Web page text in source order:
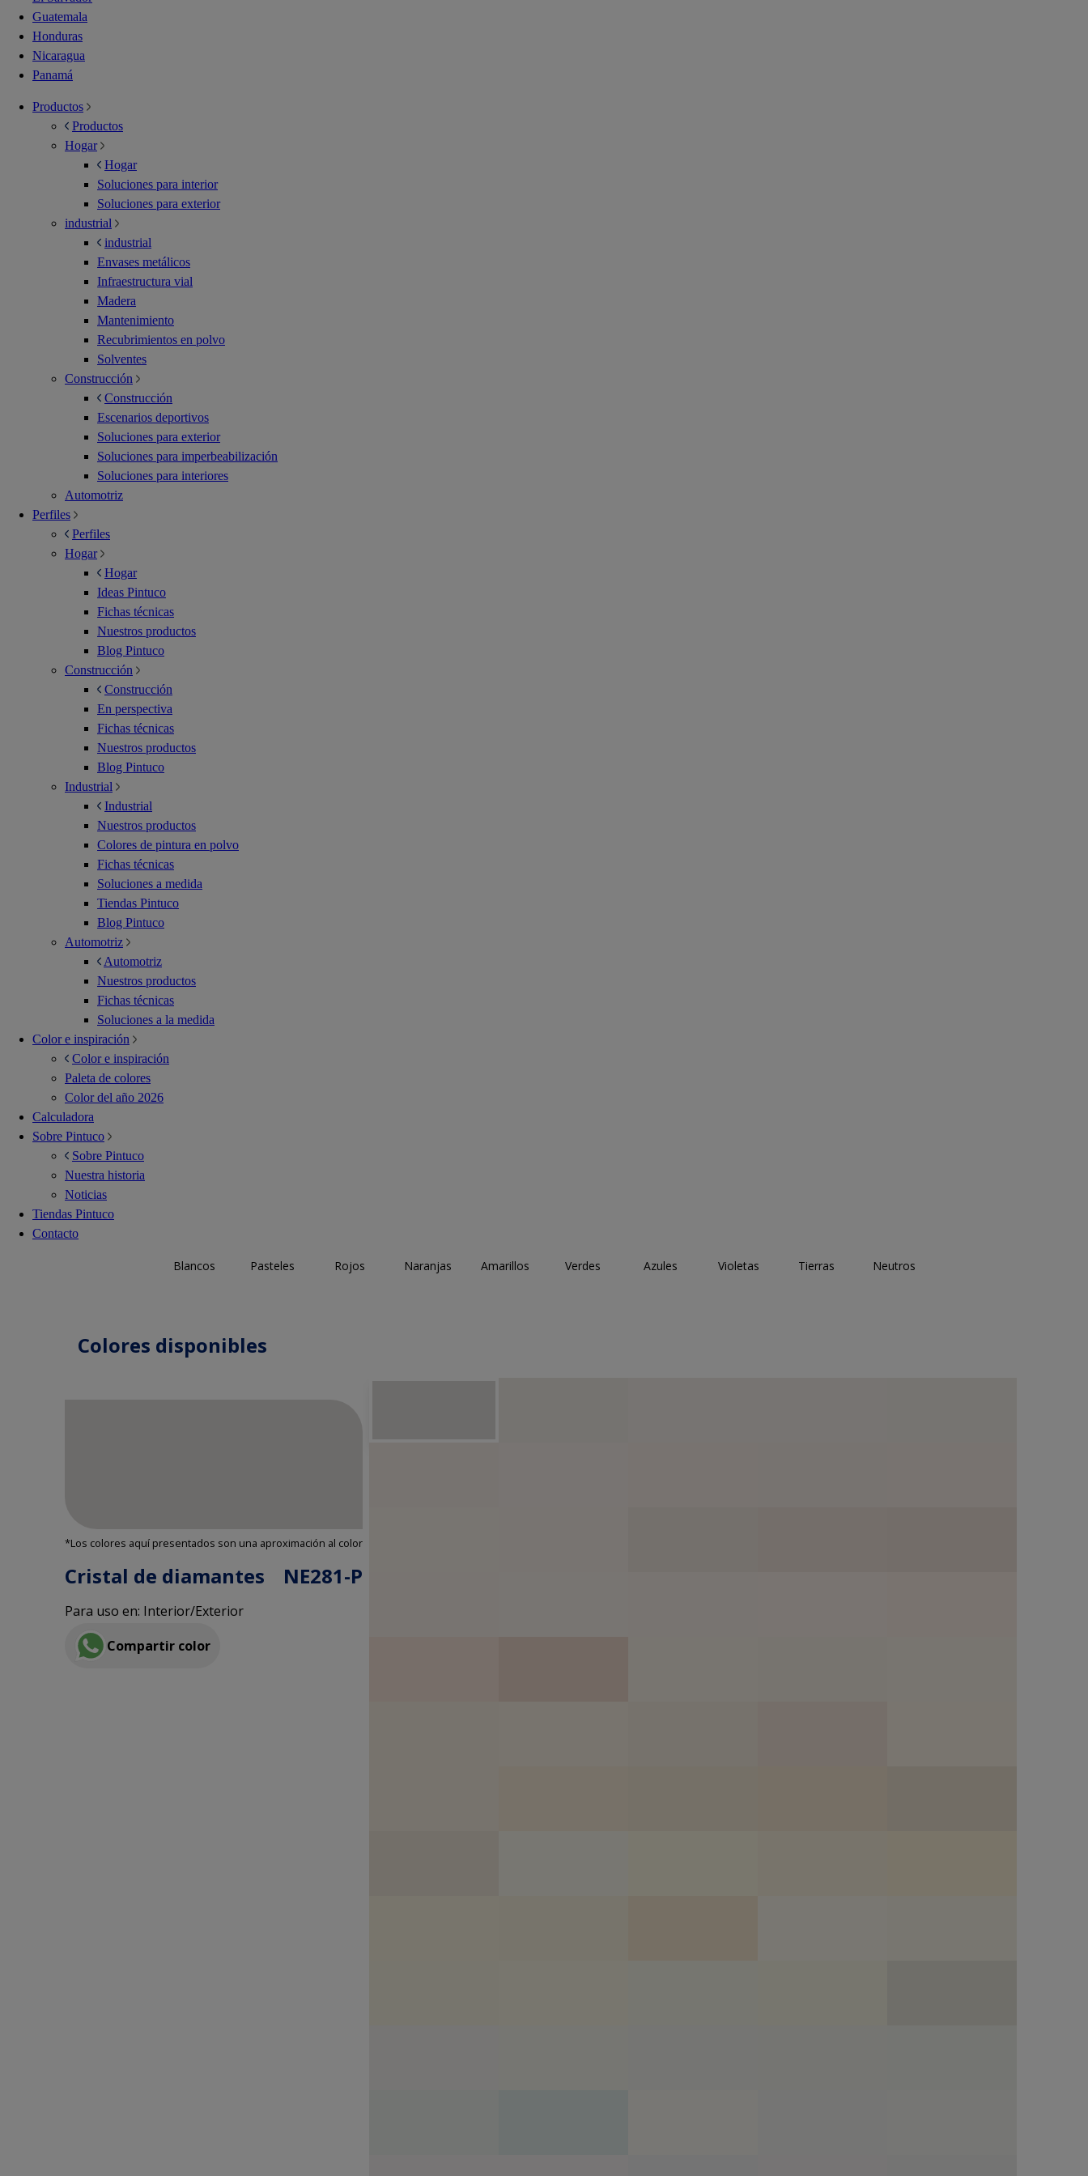
Guatemala
Honduras
Nicaragua
Panamá
Productos
Productos
Hogar
Hogar
Soluciones para interior
Soluciones para exterior
industrial
industrial
Envases metálicos
Infraestructura vial
Madera
Mantenimiento
Recubrimientos en polvo
Solventes
Construcción
Construcción
Escenarios deportivos
Soluciones para exterior
Soluciones para imperbeabilización
Soluciones para interiores
Automotriz
Perfiles
Perfiles
Hogar
Hogar
Ideas Pintuco
Fichas técnicas
Nuestros productos
Blog Pintuco
Construcción
Construcción
En perspectiva
Fichas técnicas
Nuestros productos
Blog Pintuco
Industrial
Industrial
Nuestros productos
Colores de pintura en polvo
Fichas técnicas
Soluciones a medida
Tiendas Pintuco
Blog Pintuco
Automotriz
Automotriz
Nuestros productos
Fichas técnicas
Soluciones a la medida
Color e inspiración
Color e inspiración
Paleta de colores
Color del año 2026
Calculadora
Sobre Pintuco
Sobre Pintuco
Nuestra historia
Noticias
Tiendas Pintuco
Contacto